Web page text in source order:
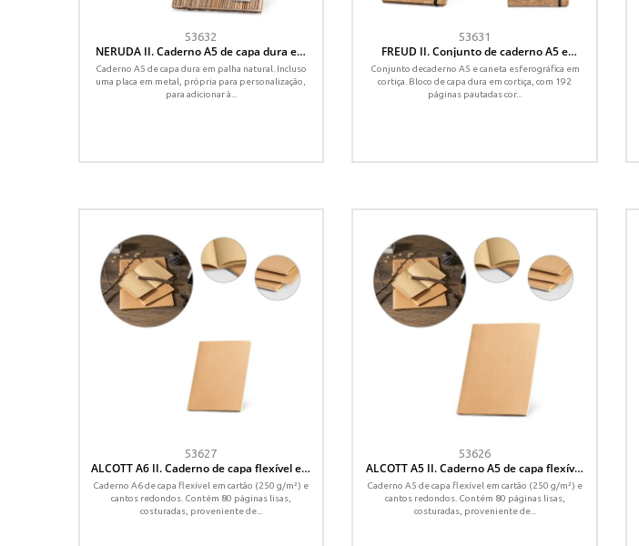
53632
NERUDA II. Caderno A5 de capa dura em
palha natural com páginas pautadas
recicladas
Caderno A5 de capa dura em palha natural. Incluso
uma placa em metal, própria para personalização,
para adicionar à...
53631
FREUD II. Conjunto de caderno A5 e
caneta esferográfica em cortiça
Conjunto decaderno A5 e caneta esferográfica em
cortiça. Bloco de capa dura em cortiça, com 192
páginas pautadas cor...
53627
ALCOTT A6 II. Caderno de capa flexível em
cartão (250 g/m²) com páginas lisas
Caderno A6 de capa flexível em cartão (250 g/m²) e
cantos redondos. Contém 80 páginas lisas,
costuradas, proveniente de...
53626
ALCOTT A5 II. Caderno A5 de capa flexível
em cartão (250 g/m²) com páginas lisas
Caderno A5 de capa flexível em cartão (250 g/m²) e
cantos redondos. Contém 80 páginas lisas,
costuradas, proveniente de...